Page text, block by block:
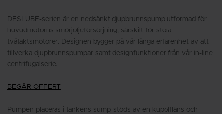
DESLUBE-serien är en nedsänkt djupbrunnspump utformad för
huvudmotorns smörjoljeförsörjning, särskilt för stora
tvåtaktsmotorer. Designen bygger på vår långa erfarenhet av att
tillverka djupbrunnspumpar samt designfunktioner från vår in-line
centrifugalserie.
BEGÄR OFFERT
Pumpen placeras i tankens sump, stöds av en kupolfläns och